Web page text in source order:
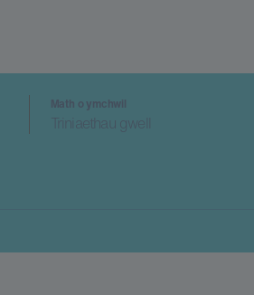
Math o ymchwil
Triniaethau gwell